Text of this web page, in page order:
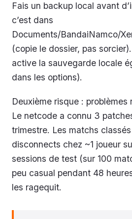
Fais un backup local avant
c’est dans
Documents/BandaiNamco/
(copie le dossier, pas
active la sauvegarde locale
dans les options).
Deuxième risque : problèmes
Le netcode a connu 3
trimestre. Les matchs
disconnects chez ~1 joueur
sessions de test (sur 100
peu casual pendant 48
les ragequit.